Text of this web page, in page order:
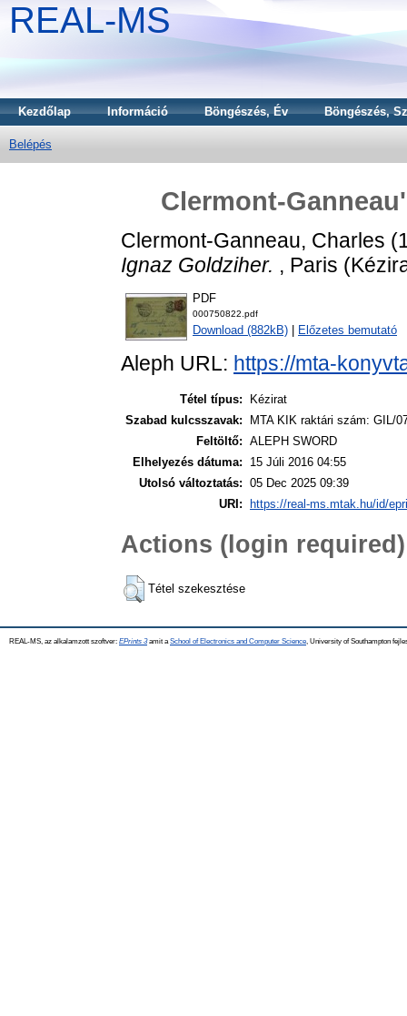
REAL-MS
Kezdőlap Információ Böngészés, Év Böngészés,
Belépés
Clermont-
Clermont-Ganneau, Charles
Ignaz Goldziher. , Paris
PDF
000750822.pdf
Download (882kB) Előzetes bemutató
Aleph URL: https://mta-
Tétel típus:
Kézirat
Szabad kulcsszavak:
MTA KIK raktári szám: GIL/
Feltöltő: ALEPH SWORD
Elhelyezés dátuma:
15 Júli 2016 04:55
Utolsó változtatás: 05 Dec 2025 09:39
URI:
https://real-ms.mtak.hu/id/
Actions (login required)
Tétel szekesztése
REAL-MS, az alkalamzott szoftver: EPrints 3amit a School of Electronics and Computer Science , University of Southampton